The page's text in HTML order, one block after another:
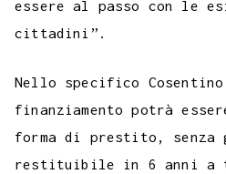
essere al passo con le
cittadini”.
Nello specifico
finanziamento potrà
forma di prestito, senza
restituibile in 6 anni a